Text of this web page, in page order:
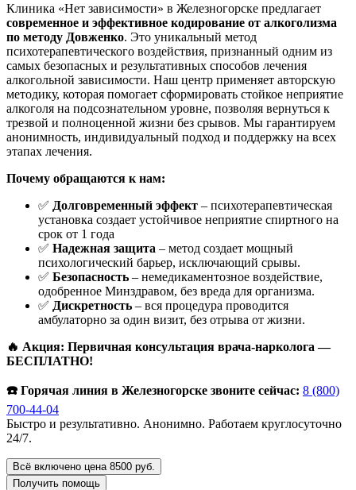
Клиника «Нет зависимости» в Железногорске предлагает
современное и эффективное кодирование от алкоголизма
по методу Довженко. Это уникальный метод
психотерапевтического воздействия, признанный одним из
самых безопасных и результативных способов лечения
алкогольной зависимости. Наш центр применяет авторскую
методику, которая помогает сформировать стойкое неприятие
алкоголя на подсознательном уровне, позволяя вернуться к
трезвой и полноценной жизни без срывов. Мы гарантируем
анонимность, индивидуальный подход и поддержку на всех
этапах лечения.
Почему обращаются к нам:
✅ Долговременный эффект – психотерапевтическая
установка создает устойчивое неприятие спиртного на
срок от 1 года
✅ Надежная защита – метод создает мощный
психологический барьер, исключающий срывы.
✅ Безопасность – немедикаментозное воздействие,
одобренное Минздравом, без вреда для организма.
✅ Дискретность – вся процедура проводится
амбулаторно за один визит, без отрыва от жизни.
🔥 Акция: Первичная консультация врача-нарколога —
БЕСПЛАТНО!
☎️ Горячая линия в Железногорске звоните сейчас: 8 (800)
700-44-04
Быстро и результативно. Анонимно. Работаем круглосуточно
24/7.
Всё включено цена 8500 руб.
Получить помощь